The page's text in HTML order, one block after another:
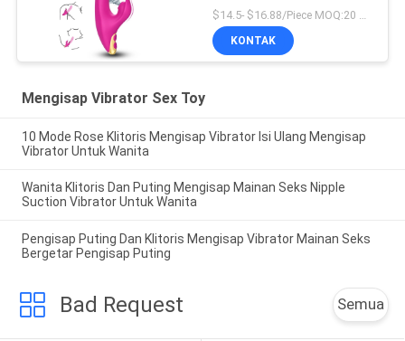
Seks Famale
KONTAK
Mengisap Vibrator Sex Toy
10 Mode Rose Klitoris Mengisap Vibrator Isi Ulang Mengisap
Vibrator Untuk Wanita
Wanita Klitoris Dan Puting Mengisap Mainan Seks Nipple
Suction Vibrator Untuk Wanita
Pengisap Puting Dan Klitoris Mengisap Vibrator Mainan Seks
Bergetar Pengisap Puting
Bad Request Semua